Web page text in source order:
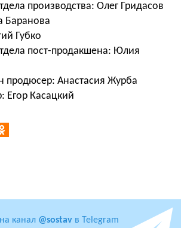
производства: Олег Гридасов
Баранова
Губко
пост-продакшена: Юлия
продюсер: Анастасия Журба
Егор Касацкий
канал @sostav в Telegram